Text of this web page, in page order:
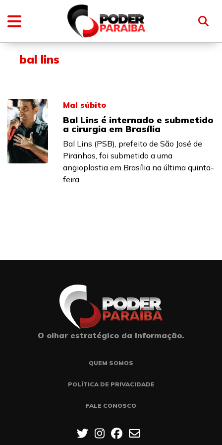
bal lins
Mal súbito
Bal Lins é internado e submetido
a cirurgia em Brasília
Bal Lins (PSB), prefeito de São José de
Piranhas, foi submetido a uma
angioplastia em Brasília na última quinta-
feira...
O olhar estratégico da informação.
QUEM SOMOS
POLÍTICA DE PRIVACIDADE
FALE CONOSCO